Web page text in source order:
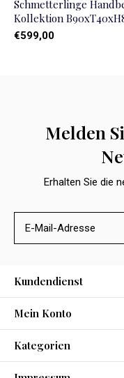
Schmetterlinge
Kollektion
€599,00
Melden
Erhalten Sie die
Kundendienst
Mein Konto
Kategorien